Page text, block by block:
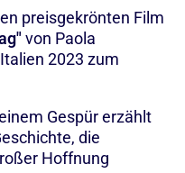
preisgekrönten Film
von Paola
2023 zum
Gespür erzählt
die
Hoffnung